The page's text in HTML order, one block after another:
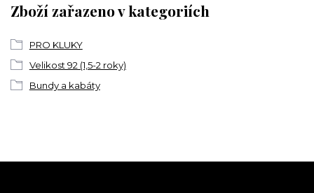
Zboží zařazeno v kategoriích
PRO KLUKY
Velikost 92 (1,5-2 roky)
Bundy a kabáty